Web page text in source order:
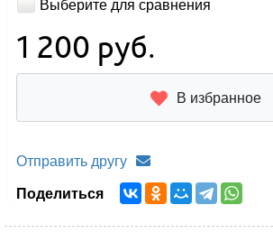
1 200 руб.
В избранное
Отправить другу
Поделиться